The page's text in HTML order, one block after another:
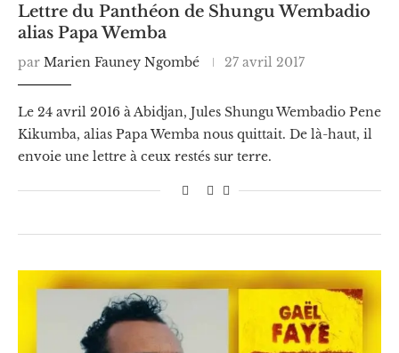
Lettre du Panthéon de Shungu Wembadio
alias Papa Wemba
par Marien Fauney Ngombé 27 avril 2017
Le 24 avril 2016 à Abidjan, Jules Shungu Wembadio Pene
Kikumba, alias Papa Wemba nous quittait. De là-haut, il
envoie une lettre à ceux restés sur terre.